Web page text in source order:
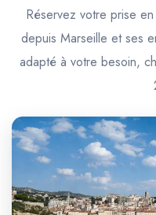
Trajet Santé
Trajet Longue
Contactez-nous
Réservez votre prise
depuis Marseille et ses
adapté à votre besoin,